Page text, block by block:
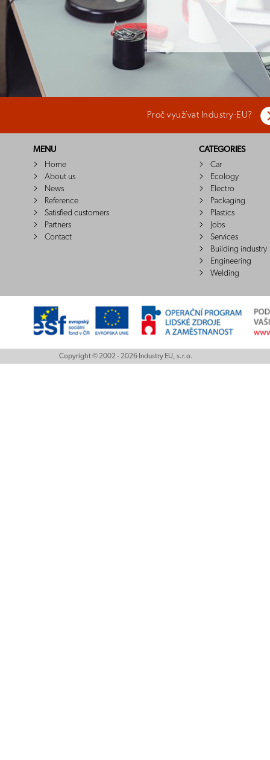
Proč využívat Industry-EU?
MENU
Home
About us
News
Reference
Satisfied customers
Partners
Contact
CATEGORIES
Car
Ecology
Electro
Packaging
Plastics
Jobs
Services
Building industry
Engineering
Welding
Copyright © 2002 - 2026 Industry EU, s.r.o.